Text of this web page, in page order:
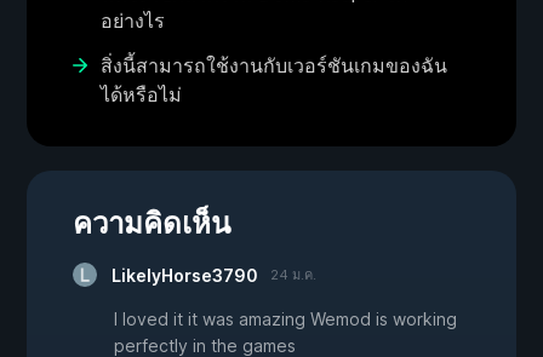
อย่างไร
สิ่งนี้สามารถใช้งานกับเวอร์ชันเกมของฉัน
ได้หรือไม่
ความคิดเห็น
LikelyHorse3790 24 ม.ค.
I loved it it was amazing Wemod is working
perfectly in the games